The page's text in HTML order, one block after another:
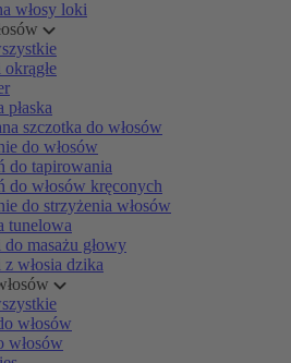
włosy loki
płaska
szczotka do włosów
do włosów
do tapirowania
do włosów kręconych
do strzyżenia włosów
tunelowa
masażu głowy
włosia dzika
włosów
włosów